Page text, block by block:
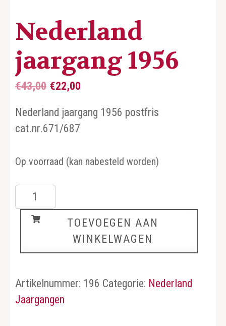
Nederland
jaargang 1956
€43,00 Oorspronkelijke
was:
€43,00.
€22,00
is:
Nederland jaargang 1956 postfris
cat.nr.671/687
Op voorraad (kan nabesteld worden)
Nederland
jaargang
1956
TOEVOEGEN AAN
WINKELWAGEN
Artikelnummer: 196 Categorie: Nederland
Jaargangen